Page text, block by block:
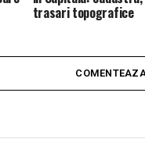
trasari topografice